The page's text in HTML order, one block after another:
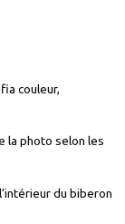
couleur,
la photo selon les
du biberon